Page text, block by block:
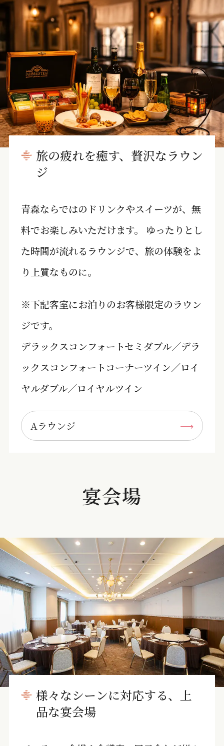
旅の疲れを癒す、贅沢なラウン
ジ
青森ならではのドリンクやスイーツが、無
料でお楽しみいただけます。 ゆったりとし
た時間が流れるラウンジで、旅の体験をよ
り上質なものに。
※下記客室にお泊りのお客様限定のラウン
ジです。
デラックスコンフォートセミダブル／デラ
ックスコンフォートコーナーツイン／ロイ
ヤルダブル／ロイヤルツイン
Aラウンジ
宴会場
様々なシーンに対応する、上
品な宴会場